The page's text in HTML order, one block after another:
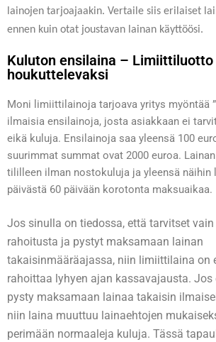
lainojen tarjoajaakin. Vertaile siis erilaiset
ennen kuin otat joustavan lainan käyttöösi.
Kuluton ensilaina –
houkuttelevaksi
Moni limiittilainoja tarjoava yritys myöntää
ilmaisia ensilainoja, josta asiakkaan ei
eikä kuluja. Ensilainoja saa yleensä 100
suurimmat summat ovat 2000 euroa.
tililleen ilman nostokuluja ja yleensä näihin
päivästä 60 päivään korotonta maksuaikaa.
Jos sinulla on tiedossa, että tarvitset
rahoitusta ja pystyt maksamaan lainan
takaisinmääräajassa, niin limiittilaina on
rahoittaa lyhyen ajan kassavajausta. Jos
pysty maksamaan lainaa takaisin
niin laina muuttuu lainaehtojen
perimään normaaleja kuluja. Tässä